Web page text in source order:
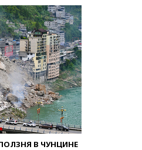
В ЧУНЦИНЕ